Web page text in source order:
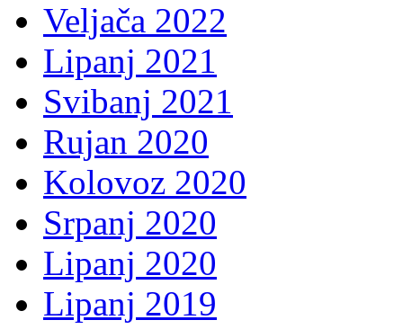
Veljača 2022
Lipanj 2021
Svibanj 2021
Rujan 2020
Kolovoz 2020
Srpanj 2020
Lipanj 2020
Lipanj 2019